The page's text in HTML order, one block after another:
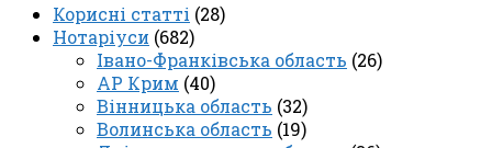
Корисні статті (28)
Нотаріуси (682)
Івано-Франківська область (26)
АР Крим (40)
Вінницька область (32)
Волинська область (19)